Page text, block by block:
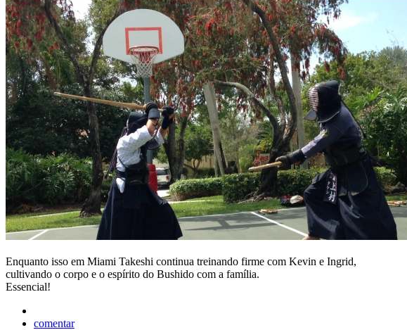
Enquanto isso em Miami Takeshi continua treinando firme com Kevin e Ingrid,
cultivando o corpo e o espírito do Bushido com a família.
Essencial!
comentar